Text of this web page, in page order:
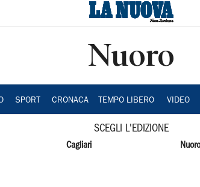
Nuoro
SPORT CRONACA TEMPO LIBERO VIDEO
SCEGLI L'EDIZIONE
Cagliari